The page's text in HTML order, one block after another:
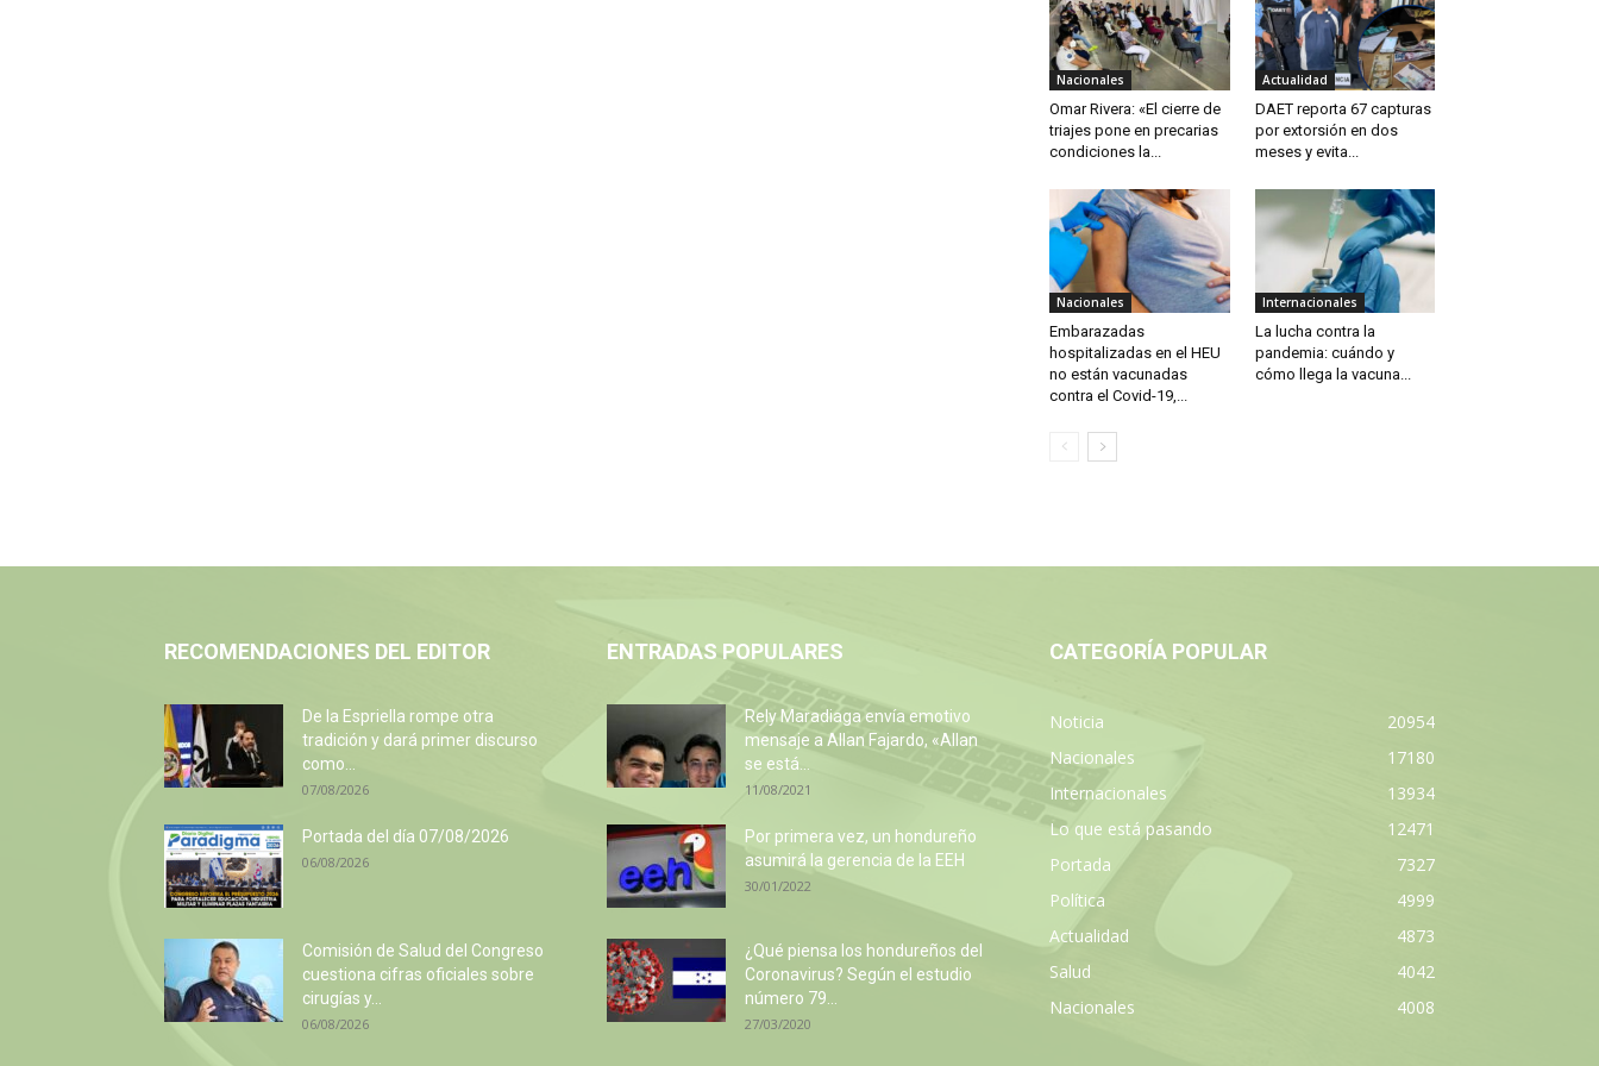
Nacionales
Omar Rivera: «El cierre de
triajes pone en precarias
condiciones la...
Actualidad
DAET reporta 67 capturas
por extorsión en dos
meses y evita...
Nacionales
Embarazadas
hospitalizadas en el HEU
no están vacunadas
contra el Covid-19,...
Internacionales
La lucha contra la
pandemia: cuándo y
cómo llega la vacuna...
RECOMENDACIONES DEL EDITOR
De la Espriella rompe otra
tradición y dará primer discurso
como...
07/08/2026
Portada del día 07/08/2026
06/08/2026
Comisión de Salud del Congreso
cuestiona cifras oficiales sobre
cirugías y...
06/08/2026
ENTRADAS POPULARES
Rely Maradiaga envía emotivo
mensaje a Allan Fajardo, «Allan
se está...
11/08/2021
Por primera vez, un hondureño
asumirá la gerencia de la EEH
30/01/2022
¿Qué piensa los hondureños del
Coronavirus? Según el estudio
número 79...
27/03/2020
CATEGORÍA POPULAR
Noticia
20954
Nacionales
17180
Internacionales
13934
Lo que está pasando
12471
Portada
7327
Política
4999
Actualidad
4873
Salud
4042
Nacionales
4008